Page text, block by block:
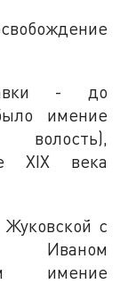
- до
имение
волость),
XIX века
с
Иваном
имение